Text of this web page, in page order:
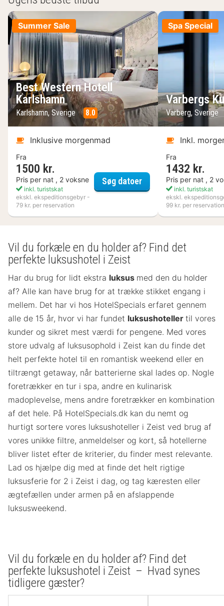
Summer Sale
Best Western Hotell
Karlshamn
Karlshamn, Sverige 8.0
Inklusive morgenmad
Fra
1500 kr.
Pris per nat , 2 voksne
inkl. turistskat
ekskl. ekspeditionsgebyr -
79 kr. per reservation
Søg datoerBest Western Hotell
Spa Special
Varbergs
Varberg, Sverige
Inkl.
Fra
1432 kr.
Pris per nat , 2
inkl. turistskat
ekskl.
99 kr. per reservation
Vil du forkæle en du holder af? Find det
perfekte luksushotel i Zeist
Har du brug for lidt ekstra luksus med den du holder
af? Alle kan have brug for at trække stikket engang i
mellem. Det har vi hos HotelSpecials erfaret gennem
alle de 15 år, hvor vi har fundet luksushoteller til vores
kunder og sikret mest værdi for pengene. Med vores
store udvalg af luksusophold i Zeist kan du finde det
helt perfekte hotel til en romantisk weekend eller en
tiltrængt getaway, når batterierne skal lades op. Nogle
foretrækker en tur i spa, andre en kulinarisk
madoplevelse, mens andre foretrækker en kombination
af det hele. På HotelSpecials.dk kan du nemt og
hurtigt sortere vores luksushoteller i Zeist ved brug af
vores unikke filtre, anmeldelser og kort, så hotellerne
bliver listet efter de kriterier, du finder mest relevante.
Lad os hjælpe dig med at finde det helt rigtige
luksusferie for 2 i Zeist i dag, og tag kæresten eller
ægtefællen under armen på en afslappende
luksusweekend.
Vil du forkæle en du holder af? Find det
perfekte luksushotel i Zeist – Hvad synes
tidligere gæster?